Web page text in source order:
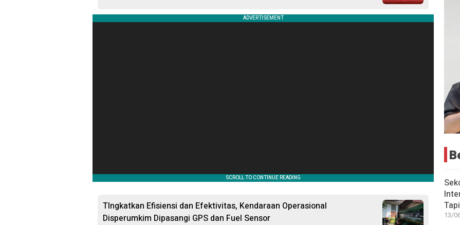
TIngkatkan Efisiensi dan Efektivitas, Kendaraan Operasional
Disperumkim Dipasangi GPS dan Fuel Sensor
13/